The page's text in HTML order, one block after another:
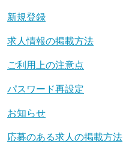
新規登録
求人情報の掲載方法
ご利用上の注意点
パスワード再設定
お知らせ
応募のある求人の掲載方法